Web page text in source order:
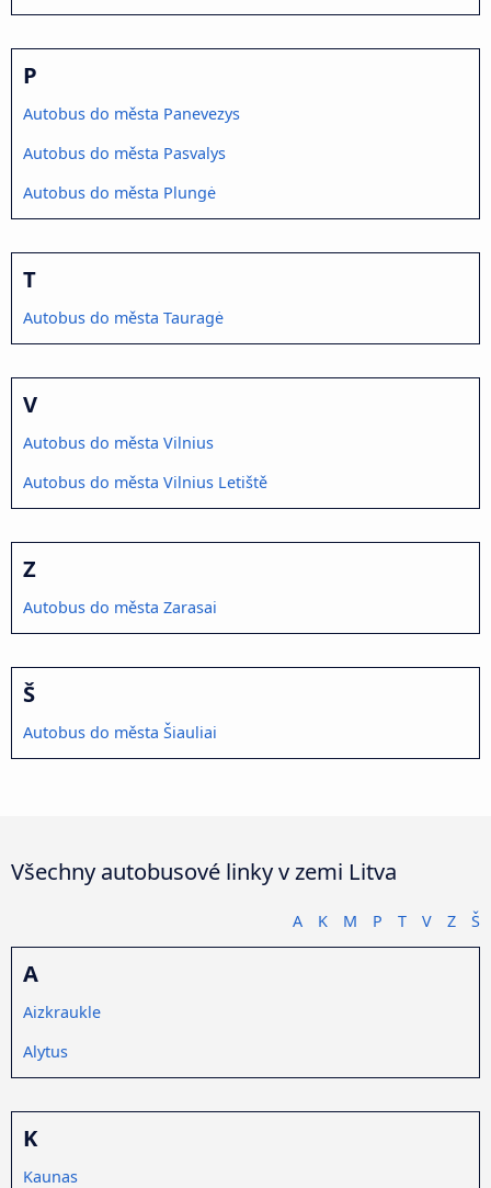
P
Autobus do města Panevezys
Autobus do města Pasvalys
Autobus do města Plungė
T
Autobus do města Tauragė
V
Autobus do města Vilnius
Autobus do města Vilnius Letiště
Z
Autobus do města Zarasai
Š
Autobus do města Šiauliai
Všechny autobusové linky v zemi Litva
A K M P T V Z Š
A
Aizkraukle
Alytus
K
Kaunas